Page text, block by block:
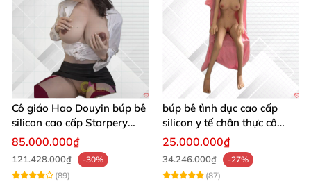
Cô giáo Hao Douyin búp bê
silicon cao cấp Starpery
ngực lớn chuẩn Nhật
85.000.000₫
121.428.000₫
-30%
(89)
búp bê tình dục cao cấp
silicon y tế chân thực cô
nàng 1m50 sexy
25.000.000₫
34.246.000₫
-27%
(87)